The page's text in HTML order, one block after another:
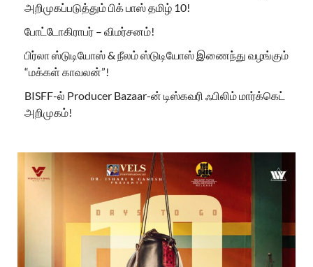
அறிமுகப்படுத்தும் பிக் பாஸ் தமிழ் 10!
போட்டோகிராபர் – விமர்சனம்!
பிர்லா ஸ்டுடியோஸ் & நீலம் ஸ்டுடியோஸ் இணைந்து வழங்கும்
“மக்கள் காவலன்”!
BISFF-ல் Producer Bazaar-ன் டிஸ்கவரி ஃபிலிம் மார்க்கெட்
அறிமுகம்!